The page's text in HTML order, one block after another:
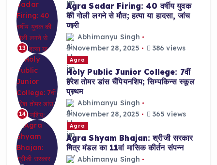
13
Agra Sadar Firing: 40 वर्षीय युवक
की गोली लगने से मौत; हत्या या हादसा, जांच
जारी
Abhimanyu Singh
November 28, 2025
386 views
14
Agra
Holy Public Junior College: 7वीं
हरेश तोमर डांस चैंपियनशिप; सिम्पकिन्स स्कूल
प्रथम
Abhimanyu Singh
November 28, 2025
365 views
Agra
Agra Shyam Bhajan: श्रीजी सरकार
मित्र मंडल का 11वां मासिक कीर्तन संपन्न
Abhimanyu Singh